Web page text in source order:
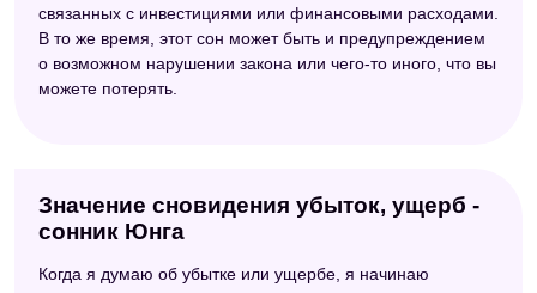
связанных с инвестициями или финансовыми расходами.
В то же время, этот сон может быть и предупреждением
о возможном нарушении закона или чего-то иного, что вы
можете потерять.
Значение сновидения убыток, ущерб -
сонник Юнга
Когда я думаю об убытке или ущербе, я начинаю